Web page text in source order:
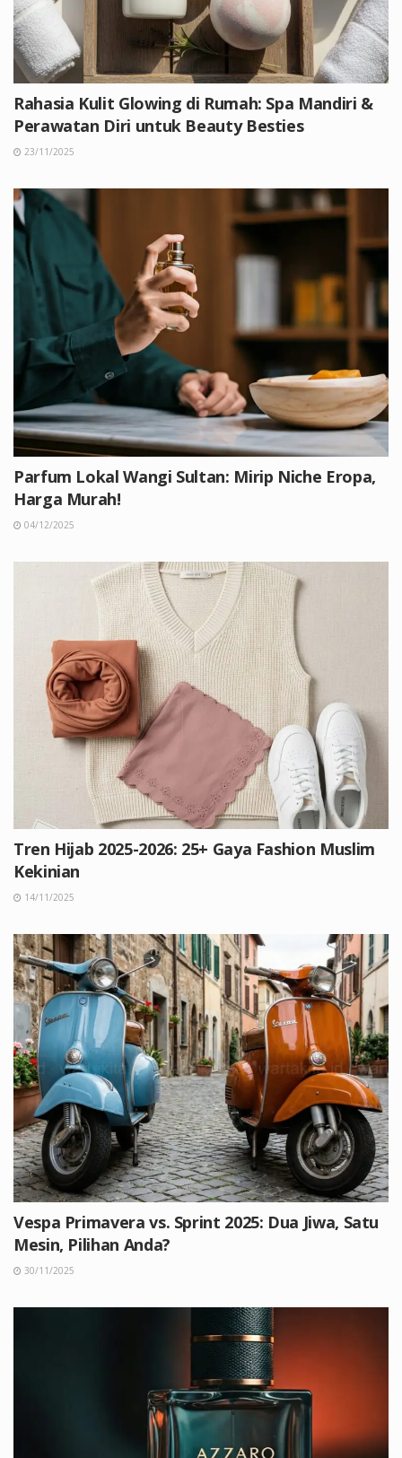
Rahasia Kulit Glowing di Rumah: Spa Mandiri &
Perawatan Diri untuk Beauty Besties
23/11/2025
Parfum Lokal Wangi Sultan: Mirip Niche Eropa,
Harga Murah!
04/12/2025
Tren Hijab 2025-2026: 25+ Gaya Fashion Muslim
Kekinian
14/11/2025
Vespa Primavera vs. Sprint 2025: Dua Jiwa, Satu
Mesin, Pilihan Anda?
30/11/2025